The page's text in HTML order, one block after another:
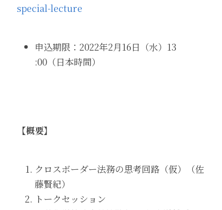
special-lecture
申込期限：2022年2月16日（水）13
:00（日本時間）
【概要】
クロスボーダー法務の思考回路（仮）（佐
藤賢紀）
トークセッション